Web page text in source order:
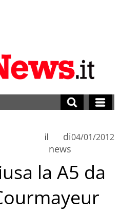
di
news
il 04/01/2012
la A5 da